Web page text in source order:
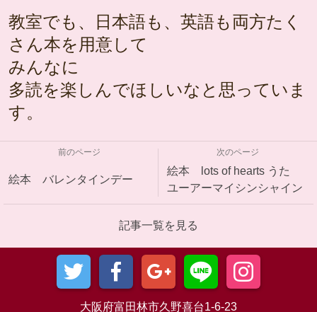
教室でも、日本語も、英語も両方たく
さん本を用意して
みんなに
多読を楽しんでほしいなと思っていま
す。
前のページ
絵本 バレンタインデー
次のページ
絵本 lots of hearts うた
ユーアーマイシンシャイン
記事一覧を見る
大阪府富田林市久野喜台1-6-23